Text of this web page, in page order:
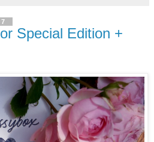
Special Edition +